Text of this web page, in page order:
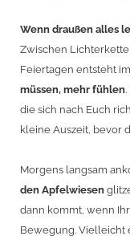
Wenn draußen alles
Zwischen
Feiertagen entsteht
müssen, mehr fühlen
die sich nach Euch
kleine Auszeit, bevor
Morgens langsam
den Apfelwiesen
dann kommt, wenn
Bewegung. Vielleicht